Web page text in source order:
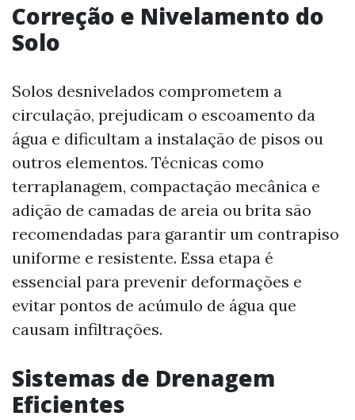
Correção e Nivelamento do
Solo
Solos desnivelados comprometem a
circulação, prejudicam o escoamento da
água e dificultam a instalação de pisos ou
outros elementos. Técnicas como
terraplanagem, compactação mecânica e
adição de camadas de areia ou brita são
recomendadas para garantir um contrapiso
uniforme e resistente. Essa etapa é
essencial para prevenir deformações e
evitar pontos de acúmulo de água que
causam infiltrações.
Sistemas de Drenagem
Eficientes